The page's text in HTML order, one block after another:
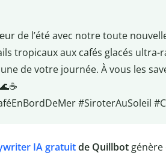
de l’été avec notre toute
tropicaux aux cafés glacés
de votre journée. À vous les
#SiroterAuSoleil
IA gratuitde Quillbot